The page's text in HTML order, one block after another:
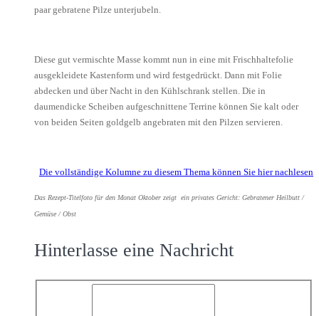
paar gebratene Pilze unterjubeln.
Diese gut vermischte Masse kommt nun in eine mit Frischhaltefolie
ausgekleidete Kastenform und wird festgedrückt. Dann mit Folie
abdecken und über Nacht in den Kühlschrank stellen. Die in
daumendicke Scheiben aufgeschnittene Terrine können Sie kalt oder
von beiden Seiten goldgelb angebraten mit den Pilzen servieren.
Die vollständige Kolumne zu diesem Thema können Sie hier nachlesen
Das Rezept-Titelfoto für den Monat Oktober zeigt ein privates Gericht: Gebratener Heilbutt /
Gemüse / Obst
Hinterlasse eine Nachricht